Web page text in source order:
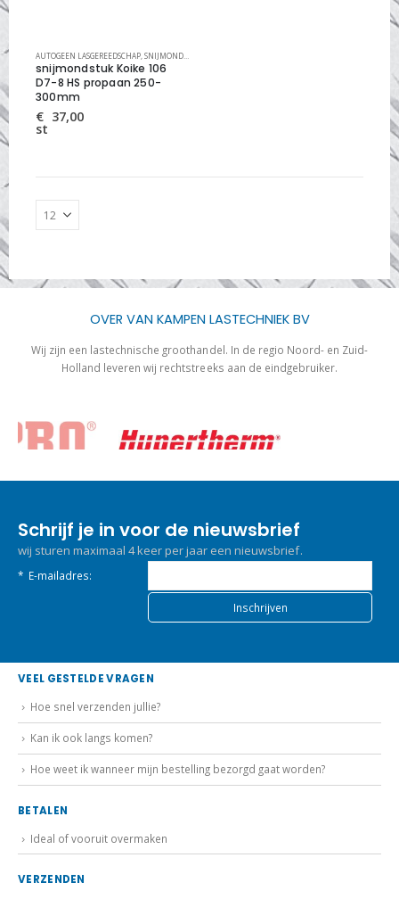
AUTOGEEN LASGEREEDSCHAP,SNIJMONDSTUKKEN
snijmondstuk Koike 106
D7-8 HS propaan 250-
300mm
€ 37,00
st
OVER VAN KAMPEN LASTECHNIEK BV
Wij zijn een lastechnische groothandel. In de regio Noord- en Zuid-
Holland leveren wij rechtstreeks aan de eindgebruiker.
Schrijf je in voor de nieuwsbrief
wij sturen maximaal 4 keer per jaar een nieuwsbrief.
* E-mailadres:
VEEL GESTELDE VRAGEN
Hoe snel verzenden jullie?
Kan ik ook langs komen?
Hoe weet ik wanneer mijn bestelling bezorgd gaat worden?
BETALEN
Ideal of vooruit overmaken
VERZENDEN